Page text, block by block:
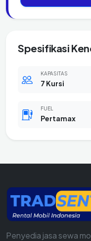
Spesifikasi
KAPASITAS
7 Kursi
FUEL
Pertamax
Penyedia jasa sewa